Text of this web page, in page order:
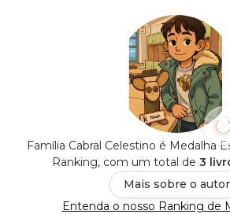
Família Cabral Celestino é Medalha
Ranking, com um total de 3
Mais sobre o autor
Entenda o nosso Ranking de